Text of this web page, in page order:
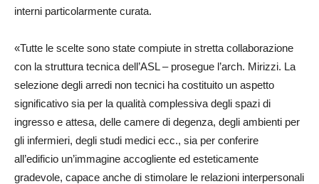
interni particolarmente curata.
«Tutte le scelte sono state compiute in stretta collaborazione
con la struttura tecnica dell’ASL – prosegue l’arch. Mirizzi. La
selezione degli arredi non tecnici ha costituito un aspetto
significativo sia per la qualità complessiva degli spazi di
ingresso e attesa, delle camere di degenza, degli ambienti per
gli infermieri, degli studi medici ecc., sia per conferire
all’edificio un’immagine accogliente ed esteticamente
gradevole, capace anche di stimolare le relazioni interpersonali